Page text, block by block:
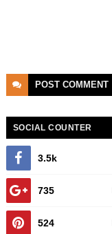
POST COMMENT
SOCIAL COUNTER
3.5k
735
524